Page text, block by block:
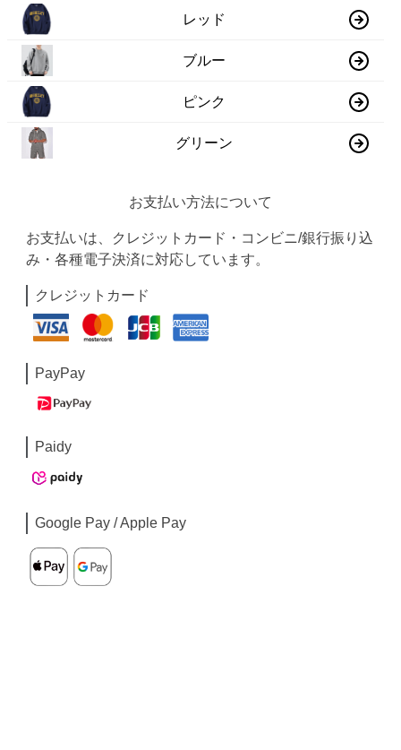
レッド
ブルー
ピンク
グリーン
お支払い方法について
お支払いは、クレジットカード・コンビニ/銀行振り込
み・各種電子決済に対応しています。
クレジットカード
PayPay
Paidy
Google Pay / Apple Pay